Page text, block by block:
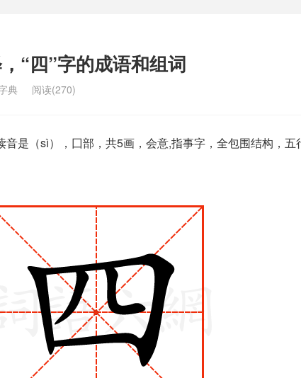
“四”字的成语和组词
典 阅读(270)
音是（sì），囗部，共5画，会意,指事字，全包围结构，五